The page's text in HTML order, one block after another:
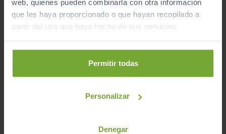
web, quienes pueden combinarla con otra información
que les haya proporcionado o que hayan recopilado a
partir del uso que haya hecho de sus servicios.
Permitir todas
Personalizar
Denegar
AUDI A3
Híbrido
38.990 €
416